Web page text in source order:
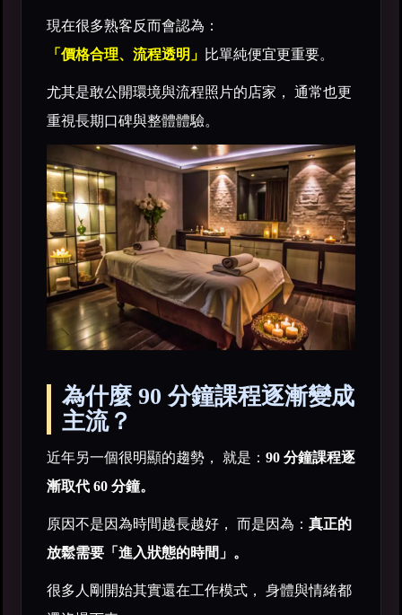
現在很多熟客反而會認為：
「價格合理、流程透明」 比單純便宜更重要。
尤其是敢公開環境與流程照片的店家， 通常也更
重視長期口碑與整體體驗。
為什麼 90 分鐘課程逐漸變成
主流？
近年另一個很明顯的趨勢， 就是： 90 分鐘課程逐
漸取代 60 分鐘。
原因不是因為時間越長越好， 而是因為： 真正的
放鬆需要「進入狀態的時間」。
很多人剛開始其實還在工作模式， 身體與情緒都